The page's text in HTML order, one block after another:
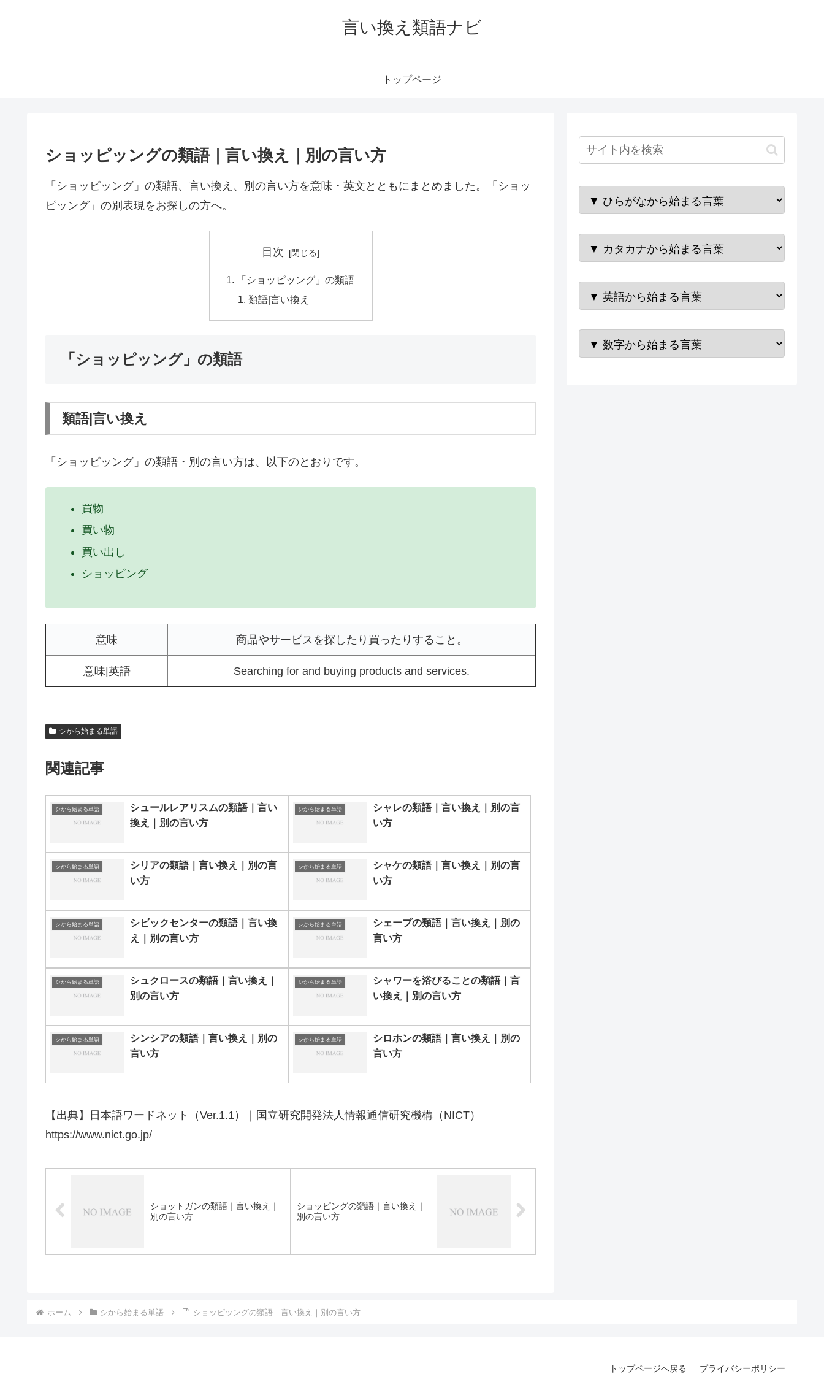
言い換え類語ナビ
トップページ
ショッピッングの類語｜言い換え｜別の言い方
「ショッピッング」の類語、言い換え、別の言い方を意味・英文とともにまとめました。「ショッ
ピッング」の別表現をお探しの方へ。
目次
「ショッピッング」の類語
類語|言い換え
「ショッピッング」の類語
類語|言い換え
「ショッピッング」の類語・別の言い方は、以下のとおりです。
買物
買い物
買い出し
ショッピング
意味 商品やサービスを探したり買ったりすること。
意味|英語 Searching for and buying products and services.
シから始まる単語
関連記事
シから始まる単語
シュールレアリスムの類語｜言い
換え｜別の言い方
シから始まる単語
シャレの類語｜言い換え｜別の言
い方
シから始まる単語
シリアの類語｜言い換え｜別の言
い方
シから始まる単語
シャケの類語｜言い換え｜別の言
い方
シから始まる単語
シビックセンターの類語｜言い換
え｜別の言い方
シから始まる単語
シェープの類語｜言い換え｜別の
言い方
シから始まる単語
シュクロースの類語｜言い換え｜
別の言い方
シから始まる単語
シャワーを浴びることの類語｜言
い換え｜別の言い方
シから始まる単語
シンシアの類語｜言い換え｜別の
言い方
シから始まる単語
シロホンの類語｜言い換え｜別の
言い方
【出典】日本語ワードネット（Ver.1.1）｜国立研究開発法人情報通信研究機構（NICT）
https://www.nict.go.jp/
ショットガンの類語｜言い換え｜
別の言い方
ショッピングの類語｜言い換え｜
別の言い方
ホーム シから始まる単語 ショッピッングの類語｜言い換え｜別の言い方
トップページへ戻る プライバシーポリシー